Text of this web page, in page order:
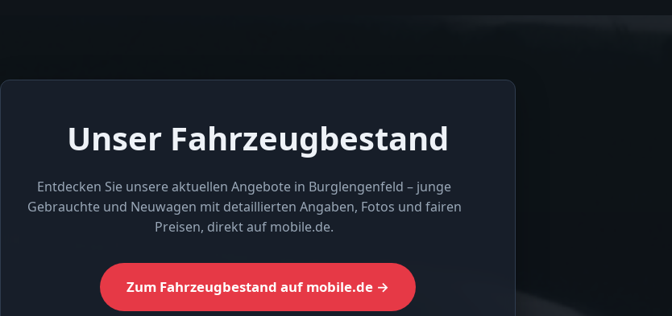
Unser Fahrzeugbestand
Entdecken Sie unsere aktuellen Angebote in Burglengenfeld – junge
Gebrauchte und Neuwagen mit detaillierten Angaben, Fotos und fairen
Preisen, direkt auf mobile.de.
Zum Fahrzeugbestand auf mobile.de →